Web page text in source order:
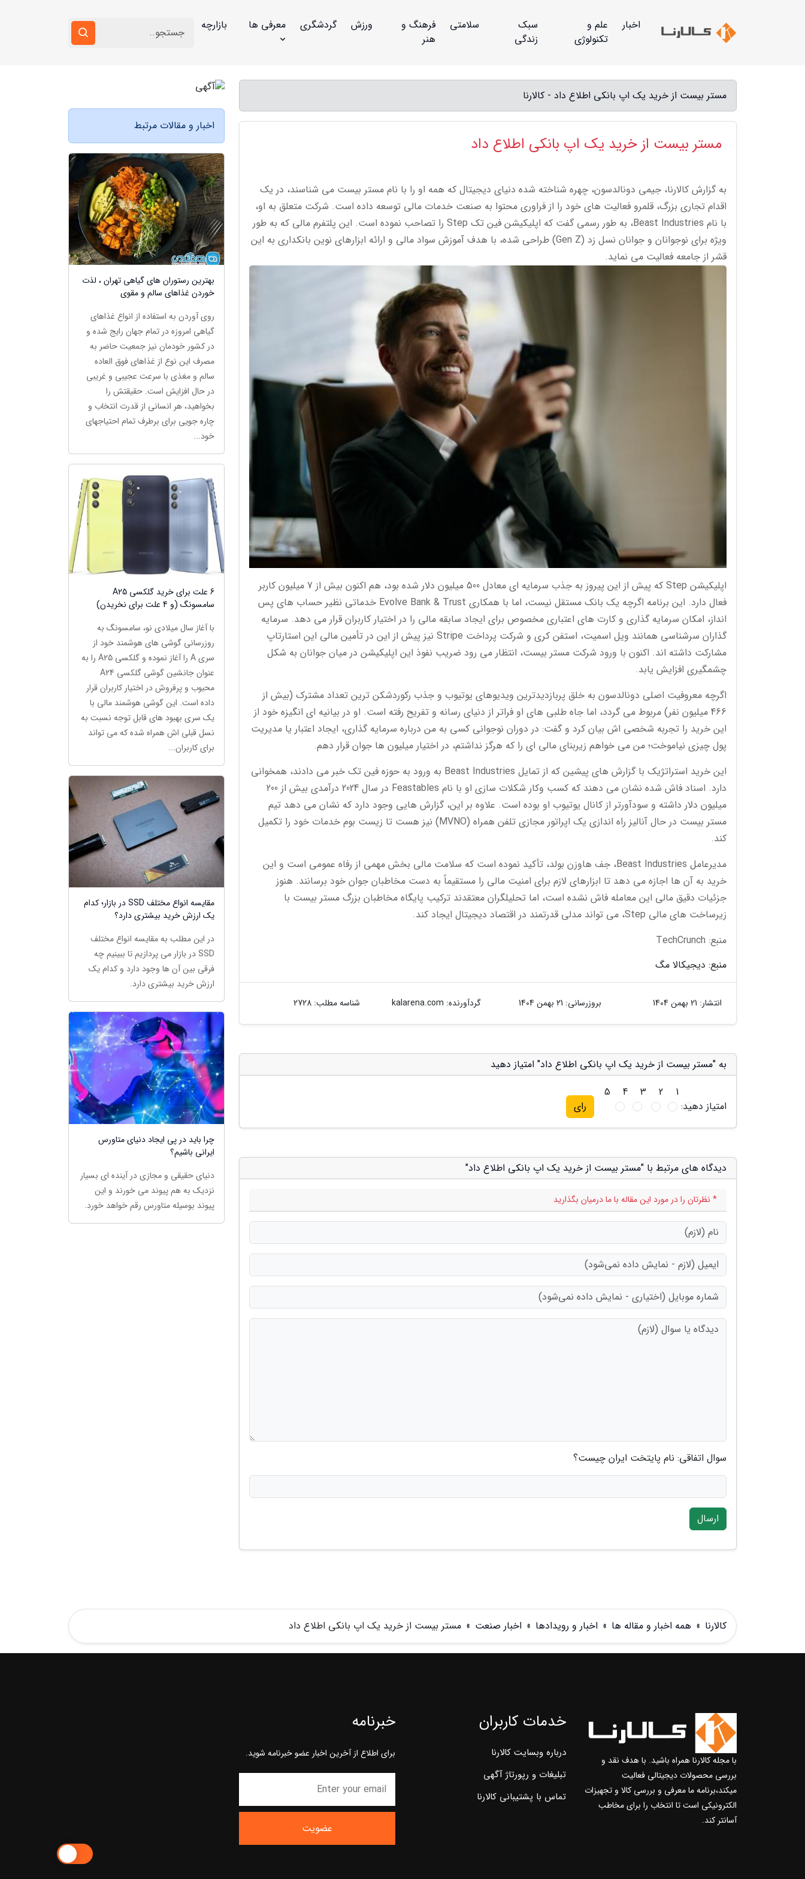
اخبار
علم و
تکنولوژی
سبک
زندگی
سلامتی
فرهنگ و
هنر
ورزش گردشگری معرفی ها بازارچه
مستر بیست از خرید یک اپ بانکی اطلاع داد - کالارنا
مستر بیست از خرید یک اپ بانکی اطلاع داد
به گزارش کالارنا، جیمی دونالدسون، چهره شناخته شده دنیای دیجیتال که همه او را با نام مستر بیست می شناسند، در یک
اقدام تجاری بزرگ، قلمرو فعالیت های خود را از فراوری محتوا به صنعت خدمات مالی توسعه داده است. شرکت متعلق به او،
با نام Beast Industries، به طور رسمی گفت که اپلیکیشن فین تک Step را تصاحب نموده است. این پلتفرم مالی که به طور
ویژه برای نوجوانان و جوانان نسل زد (Gen Z) طراحی شده، با هدف آموزش سواد مالی و ارائه ابزارهای نوین بانکداری به این
قشر از جامعه فعالیت می نماید.
اپلیکیشن Step که پیش از این پیروز به جذب سرمایه ای معادل 500 میلیون دلار شده بود، هم اکنون بیش از 7 میلیون کاربر
فعال دارد. این برنامه اگرچه یک بانک مستقل نیست، اما با همکاری Evolve Bank & Trust خدماتی نظیر حساب های پس
انداز، امکان سرمایه گذاری و کارت های اعتباری مخصوص برای ایجاد سابقه مالی را در اختیار کاربران قرار می دهد. سرمایه
گذاران سرشناسی همانند ویل اسمیت، استفن کری و شرکت پرداخت Stripe نیز پیش از این در تأمین مالی این استارتاپ
مشارکت داشته اند. اکنون با ورود شرکت مستر بیست، انتظار می رود ضریب نفوذ این اپلیکیشن در میان جوانان به شکل
چشمگیری افزایش یابد.
اگرچه معروفیت اصلی دونالدسون به خلق پربازدیدترین ویدیوهای یوتیوب و جذب رکوردشکن ترین تعداد مشترک (بیش از
466 میلیون نفر) مربوط می گردد، اما جاه طلبی های او فراتر از دنیای رسانه و تفریح رفته است. او در بیانیه ای انگیزه خود از
این خرید را تجربه شخصی اش بیان کرد و گفت: در دوران نوجوانی کسی به من درباره سرمایه گذاری، ایجاد اعتبار یا مدیریت
پول چیزی نیاموخت؛ من می خواهم زیربنای مالی ای را که هرگز نداشتم، در اختیار میلیون ها جوان قرار دهم.
این خرید استراتژیک با گزارش های پیشین که از تمایل Beast Industries به ورود به حوزه فین تک خبر می دادند، همخوانی
دارد. اسناد فاش شده نشان می دهند که کسب وکار شکلات سازی او با نام Feastables در سال 2024 درآمدی بیش از 200
میلیون دلار داشته و سودآورتر از کانال یوتیوب او بوده است. علاوه بر این، گزارش هایی وجود دارد که نشان می دهد تیم
مستر بیست در حال آنالیز راه اندازی یک اپراتور مجازی تلفن همراه (MVNO) نیز هست تا زیست بوم خدمات خود را تکمیل
کند.
مدیرعامل Beast Industries، جف هاوزن بولد، تأکید نموده است که سلامت مالی بخش مهمی از رفاه عمومی است و این
خرید به آن ها اجازه می دهد تا ابزارهای لازم برای امنیت مالی را مستقیماً به دست مخاطبان جوان خود برسانند. هنوز
جزئیات دقیق مالی این معامله فاش نشده است، اما تحلیلگران معتقدند ترکیب پایگاه مخاطبان بزرگ مستر بیست با
زیرساخت های مالی Step، می تواند مدلی قدرتمند در اقتصاد دیجیتال ایجاد کند.
منبع: TechCrunch
منبع: دیجیکالا مگ
انتشار: 21 بهمن 1404 بروزرسانی: 21 بهمن 1404 گردآورنده: kalarena.com شناسه مطلب: 2728
به "مستر بیست از خرید یک اپ بانکی اطلاع داد" امتیاز دهید
امتیاز دهید:
1
2
3
4
5
رای
دیدگاه های مرتبط با "مستر بیست از خرید یک اپ بانکی اطلاع داد"
* نظرتان را در مورد این مقاله با ما درمیان بگذارید
سوال اتفاقی: نام پایتخت ایران چیست؟
ارسال
اخبار و مقالات مرتبط
بهترین رستوران های گیاهی تهران ، لذت
خوردن غذاهای سالم و مقوی
روی آوردن به استفاده از انواع غذاهای
گیاهی امروزه در تمام جهان رایج شده و
در کشور خودمان نیز جمعیت حاضر به
مصرف این نوع از غذاهای فوق العاده
سالم و مغذی با سرعت عجیبی و غریبی
در حال افزایش است. حقیقتش را
بخواهید، هر انسانی از قدرت انتخاب و
چاره جویی برای برطرف تمام احتیاجهای
خود...
6 علت برای خرید گلکسی A25
سامسونگ (و 4 علت برای نخریدن)
با آغاز سال میلادی نو، سامسونگ به
روزرسانی گوشی های هوشمند خود از
سری A را آغاز نموده و گلکسی A25 را به
عنوان جانشین گوشی گلکسی A24
محبوب و پرفروش در اختیار کاربران قرار
داده است. این گوشی هوشمند مالی با
یک سری بهبود های قابل توجه نسبت به
نسل قبلی اش همراه شده که می تواند
برای کاربران...
مقایسه انواع مختلف SSD در بازار؛ کدام
یک ارزش خرید بیشتری دارد؟
در این مطلب به مقایسه انواع مختلف
SSD در بازار می پردازیم تا ببینیم چه
فرقی بین آن ها وجود دارد و کدام یک
ارزش خرید بیشتری دارد.
چرا باید در پی ایجاد دنیای متاورس
ایرانی باشیم؟
دنیای حقیقی و مجازی در آینده ای بسیار
نزدیک به هم پیوند می خورند و این
پیوند بوسیله متاورس رقم خواهد خورد.
کالارنا » همه اخبار و مقاله ها » اخبار و رویدادها » اخبار صنعت » مستر بیست از خرید یک اپ بانکی اطلاع داد
با مجله کالارنا همراه باشید. با هدف نقد و
بررسی محصولات دیجیتالی فعالیت
میکند،برنامه ما معرفی و بررسی کالا و تجهیزات
الکترونیکی است تا انتخاب را برای مخاطب
آسانتر کند.
خدمات کاربران
درباره وبسایت کالارنا
تبلیغات و رپورتاژ آگهی
تماس با پشتیبانی کالارنا
خبرنامه
برای اطلاع از آخرین اخبار عضو خبرنامه شوید.
عضویت